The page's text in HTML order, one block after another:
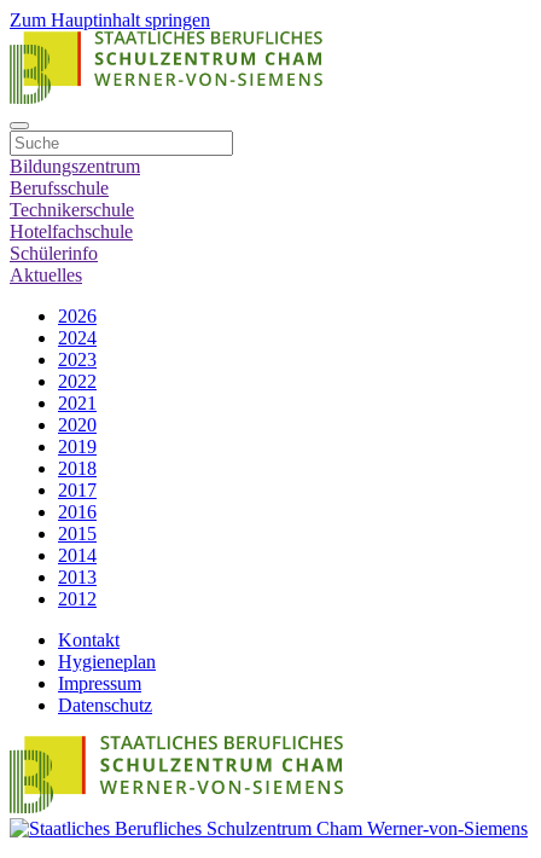
Zum Hauptinhalt springen
Bildungszentrum
Berufsschule
Technikerschule
Hotelfachschule
Schülerinfo
Aktuelles
2026
2024
2023
2022
2021
2020
2019
2018
2017
2016
2015
2014
2013
2012
Kontakt
Hygieneplan
Impressum
Datenschutz